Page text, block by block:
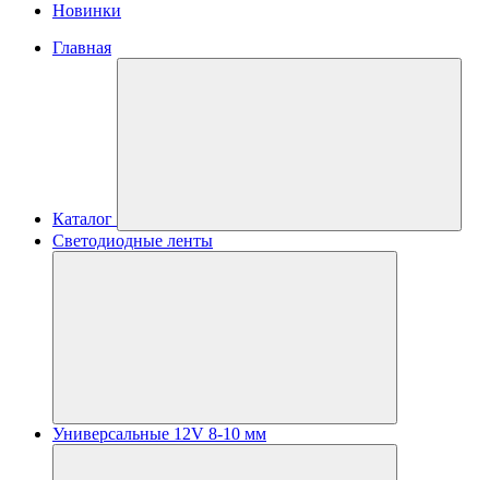
Новинки
Главная
Каталог
Светодиодные ленты
Универсальные 12V 8-10 мм